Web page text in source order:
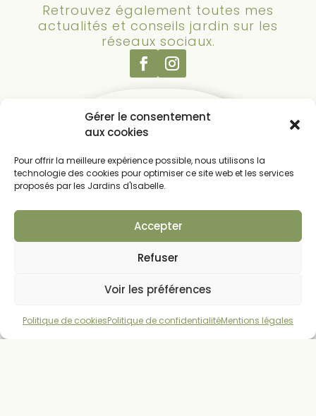
Gérer le consentement
aux cookies
Pour offrir la meilleure expérience possible, nous utilisons la
technologie des cookies pour optimiser ce site web et les services
proposés par les Jardins d'Isabelle.
Accepter
Refuser
Voir les préférences
Politique de cookiesPolitique de confidentialitéMentions légales
Retrouvez également toutes mes
actualités et conseils jardin sur les
réseaux sociaux.
Contact
Isabelle Braud
Vous êtes intéréssé.e par l'une de mes
prestations, ou vous souhaitez en savoir plus
?
Contactez-moi, ou laissez un message...

06 87 28 97 64

Zones d'intervention